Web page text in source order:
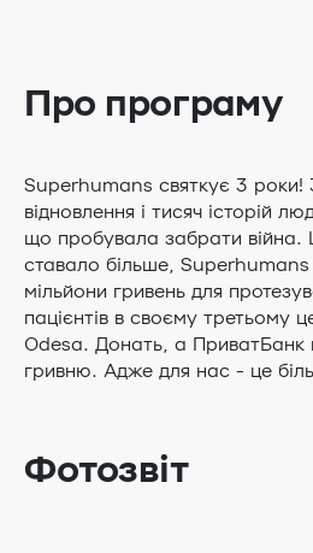
Про програму
Superhumans святкує 3 роки!
відновлення і тисяч історій
що пробувала забрати війна.
ставало більше,
мільйони гривень для
пацієнтів в своєму третьому
Odesa. Донать, а ПриватБанк
гривню. Адже для нас - це
Фотозвіт